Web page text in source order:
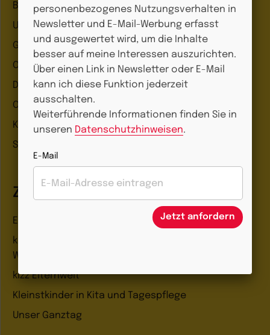
Beobachtung & Dokumentation
Unter 3
Ganztag
Organisation
Digitale Helfer
Online-Kurse
Kinderbücher
Schnäppchen
Zeitschriften
Entdeckungskiste
kindergarten heute Fachmagazin, Leitungsheft &
Wenn Eltern Rat suchen
kizz Elternwelt
Kleinstkinder in Kita und Tagespflege
Unser Ganztag
personenbezogenes Nutzungsverhalten in
Newsletter und E-Mail-Werbung erfasst
und ausgewertet wird, um die Inhalte
besser auf meine Interessen auszurichten.
Über einen Link in Newsletter oder E-Mail
kann ich diese Funktion jederzeit
ausschalten.
Weiterführende Informationen finden Sie in
unseren Datenschutzhinweisen.
E-Mail
Jetzt anfordern